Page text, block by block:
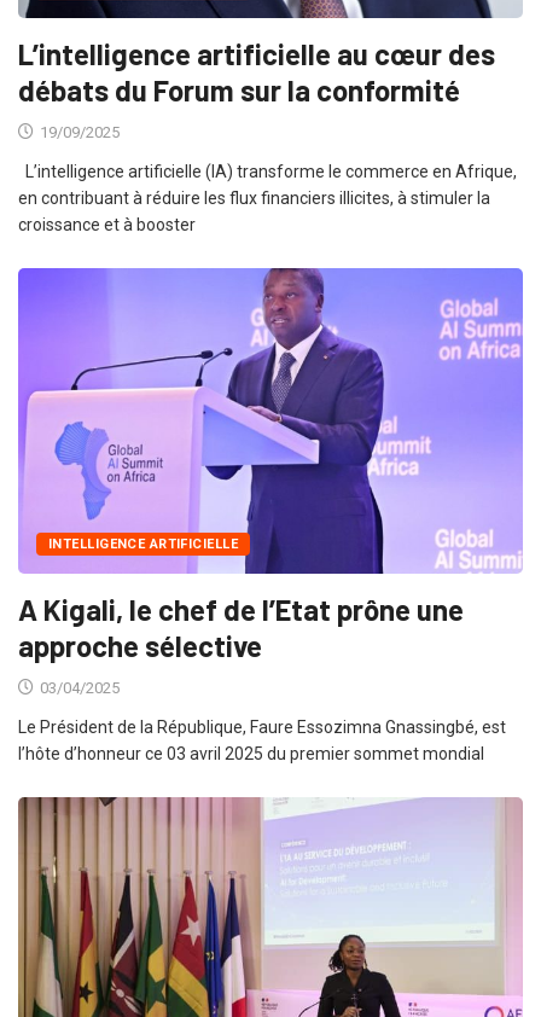
L’intelligence artificielle au cœur des
débats du Forum sur la conformité
19/09/2025
L’intelligence artificielle (IA) transforme le commerce en Afrique,
en contribuant à réduire les flux financiers illicites, à stimuler la
croissance et à booster
INTELLIGENCE ARTIFICIELLE
A Kigali, le chef de l’Etat prône une
approche sélective
03/04/2025
Le Président de la République, Faure Essozimna Gnassingbé, est
l’hôte d’honneur ce 03 avril 2025 du premier sommet mondial